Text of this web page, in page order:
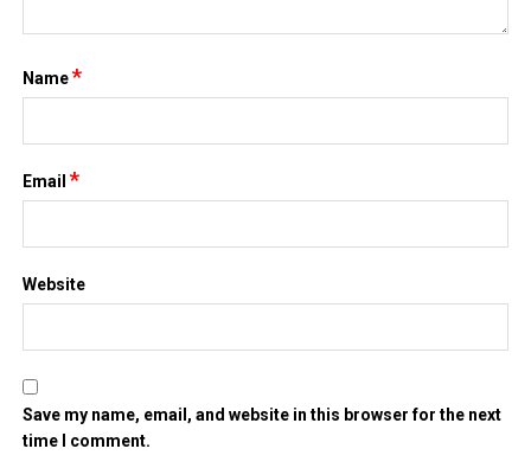
Name*
Email*
Website
Save my name, email, and website in this browser for the next
time I comment.